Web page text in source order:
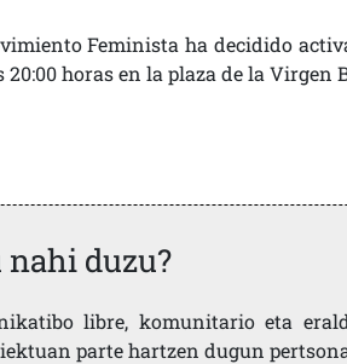
Feminista ha decidido
horas en la plaza de la Virgen
nahi duzu?
libre, komunitario eta
parte hartzen dugun